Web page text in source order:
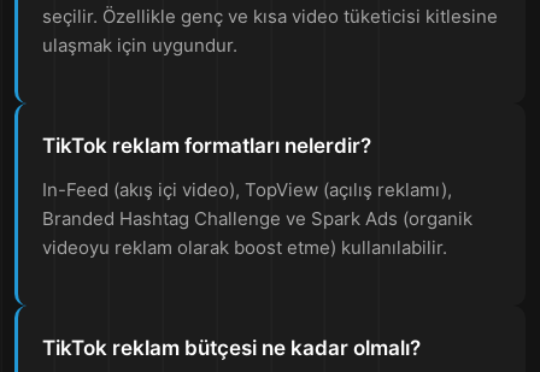
seçilir. Özellikle genç ve kısa video tüketicisi kitlesine
ulaşmak için uygundur.
TikTok reklam formatları nelerdir?
In-Feed (akış içi video), TopView (açılış reklamı),
Branded Hashtag Challenge ve Spark Ads (organik
videoyu reklam olarak boost etme) kullanılabilir.
TikTok reklam bütçesi ne kadar olmalı?